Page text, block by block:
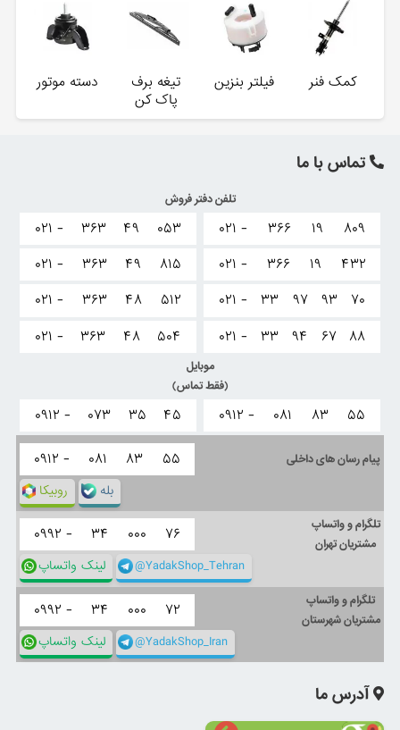
کمک فنر فیلتر بنزین
تیغه برف
پاک کن
دسته موتور
تماس با ما
تلفن دفتر فروش
۰۲۱ - ۳۶۶ ۱۹
۸۰۹
۰۲۱ -
۳۶۶ ۱۹
۴۳۲
۰۲۱ -
۳۳ ۹۷ ۹۳
۷۰
۰۲۱ -
۳۳ ۹۴ ۶۷ ۸۸
۰۲۱ - ۳۶۳ ۴۹
۰۵۳
۰۲۱ -
۳۶۳ ۴۹
۸۱۵
۰۲۱ -
۳۶۳ ۴۸
۵۱۲
۰۲۱ -
۳۶۳ ۴۸ ۵۰۴
موبایل
(فقط تماس)
۰۹۱۲ - ۰۸۱ ۸۳ ۵۵ ۰۹۱۲ - ۰۷۳ ۳۵ ۴۵
پیام رسان های داخلی ۰۹۱۲ - ۰۸۱ ۸۳ ۵۵
روبیکا بله
تلگرام و واتساپ
مشتریان تهران
۰۹۹۲ - ۳۴ ۰۰۰ ۷۶
لینک واتساپ @YadakShop_Tehran
تلگرام و واتساپ
مشتریان شهرستان
۰۹۹۲ - ۳۴ ۰۰۰ ۷۲
لینک واتساپ @YadakShop_Iran
آدرس ما